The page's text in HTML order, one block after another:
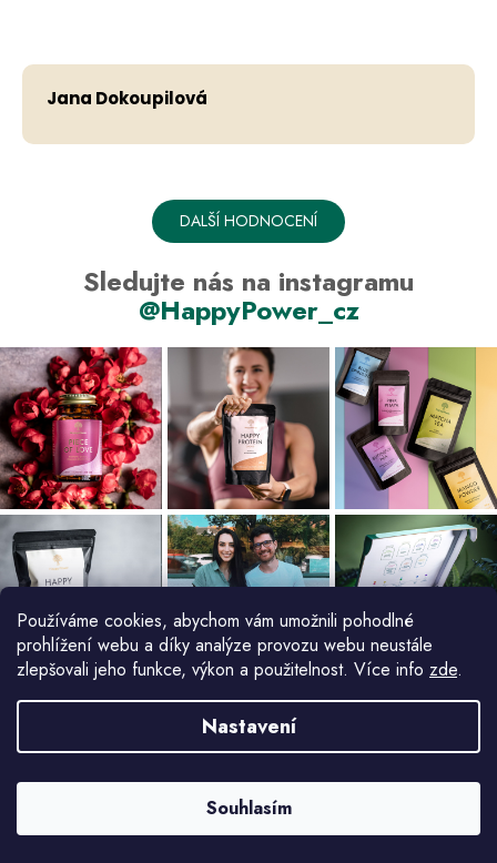
Používáme cookies, abychom vám umožnili pohodlné
prohlížení webu a díky analýze provozu webu neustále
zlepšovali jeho funkce, výkon a použitelnost. Více info zde.
Nastavení
Souhlasím
Jana Dokoupilová
DALŠÍ HODNOCENÍ
Sledujte nás na instagramu
@HappyPower_cz